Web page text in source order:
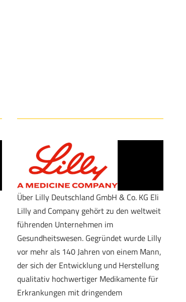
Über Lilly Deutschland GmbH & Co. KG Eli
Lilly and Company gehört zu den weltweit
führenden Unternehmen im
Gesundheitswesen. Gegründet wurde Lilly
vor mehr als 140 Jahren von einem Mann,
der sich der Entwicklung und Herstellung
qualitativ hochwertiger Medikamente für
Erkrankungen mit dringendem